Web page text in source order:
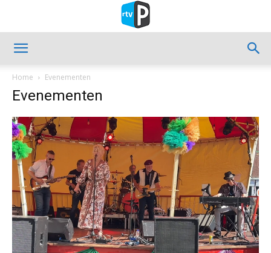
Home Evenementen
Evenementen